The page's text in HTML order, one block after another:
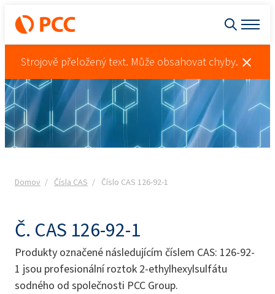
Strojově přeložený text. Může obsahovat chyby.
Domov Čísla CAS Číslo CAS 126-92-1
Č. CAS 126-92-1
Produkty označené následujícím číslem CAS: 126-92-
1 jsou profesionální roztok 2-ethylhexylsulfátu
sodného od společnosti PCC Group.